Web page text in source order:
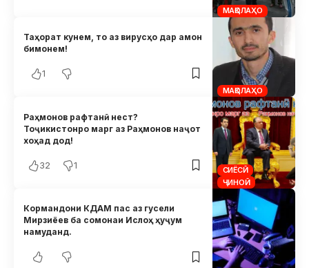
МАҚОЛАҲО
МАҚОЛАҲО
Таҳорат кунем, то аз вирусҳо дар амон
бимонем!
1
СИЁСӢ
ҶИНОӢ
Раҳмонов рафтанӣ нест?
Тоҷикистонро марг аз Раҳмонов наҷот
хоҳад дод!
32 1
Кормандони КДАМ пас аз гусели
Мирзиёев ба сомонаи Ислоҳ ҳуҷум
намуданд.